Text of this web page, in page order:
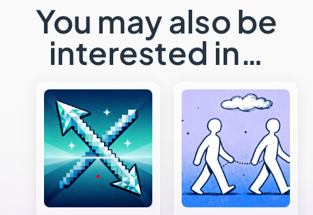
You may also be
interested in…